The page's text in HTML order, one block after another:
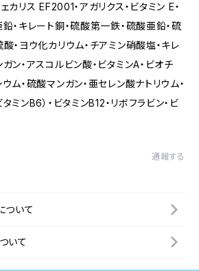
カリス EF2001・アガリクス・ビタミン E・
・キレート銅・硫酸第一鉄・硫酸亜鉛・硫
・ヨウ化カリウム・チアミン硝酸塩・キレ
ン・アスコルビン酸・ビタミンA・ビオチ
ム・硫酸マンガン・亜セレン酸ナトリウム・
ミンB6）・ビタミンB12・リボフラビン・ビ
通報する
ついて
いて